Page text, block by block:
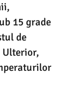
15 grade
de